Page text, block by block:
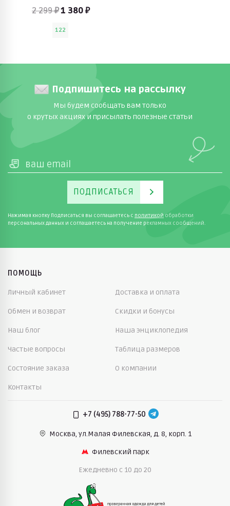
2 299 ₽1 380 ₽
122
Подпишитесь на рассылку
Мы будем сообщать вам только
о крутых акциях и присылать полезные статьи
ПОДПИСАТЬСЯ
Нажимая кнопку Подписаться вы соглашаетесь с политикой обработки
персональных данных и соглашаетесь на получение рекламных сообщений.
ПОМОЩЬ
Личный кабинет Доставка и оплата
Обмен и возврат Скидки и бонусы
Наш блог Наша энциклопедия
Частые вопросы Таблица размеров
Состояние заказа О компании
Контакты
+7 (495) 788-77-50
Москва, ул.Малая Филевская, д. 8, корп. 1
Филевский парк
Ежедневно c 10 до 20